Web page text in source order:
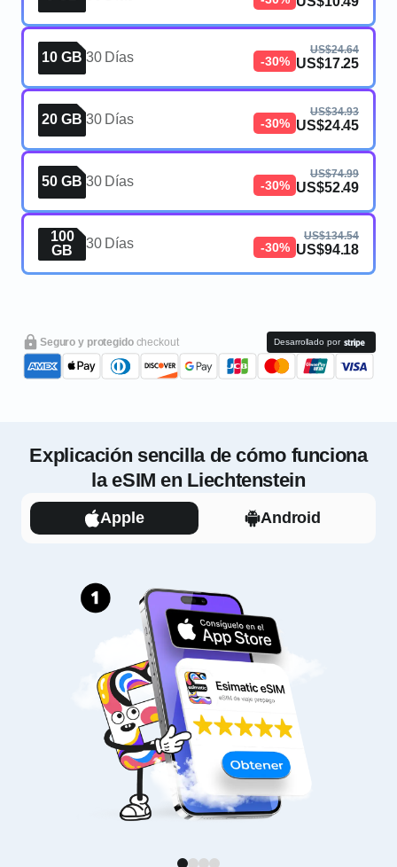
10 GB 30 Días -30%
US$24.64
US$17.25
20 GB 30 Días -30%
US$34.93
US$24.45
50 GB 30 Días -30%
US$74.99
US$52.49
100
GB
30 Días -30%
US$134.54
US$94.18
Seguro y protegido checkout Desarrollado por
Explicación sencilla de cómo funciona
la eSIM en Liechtenstein
Apple Android